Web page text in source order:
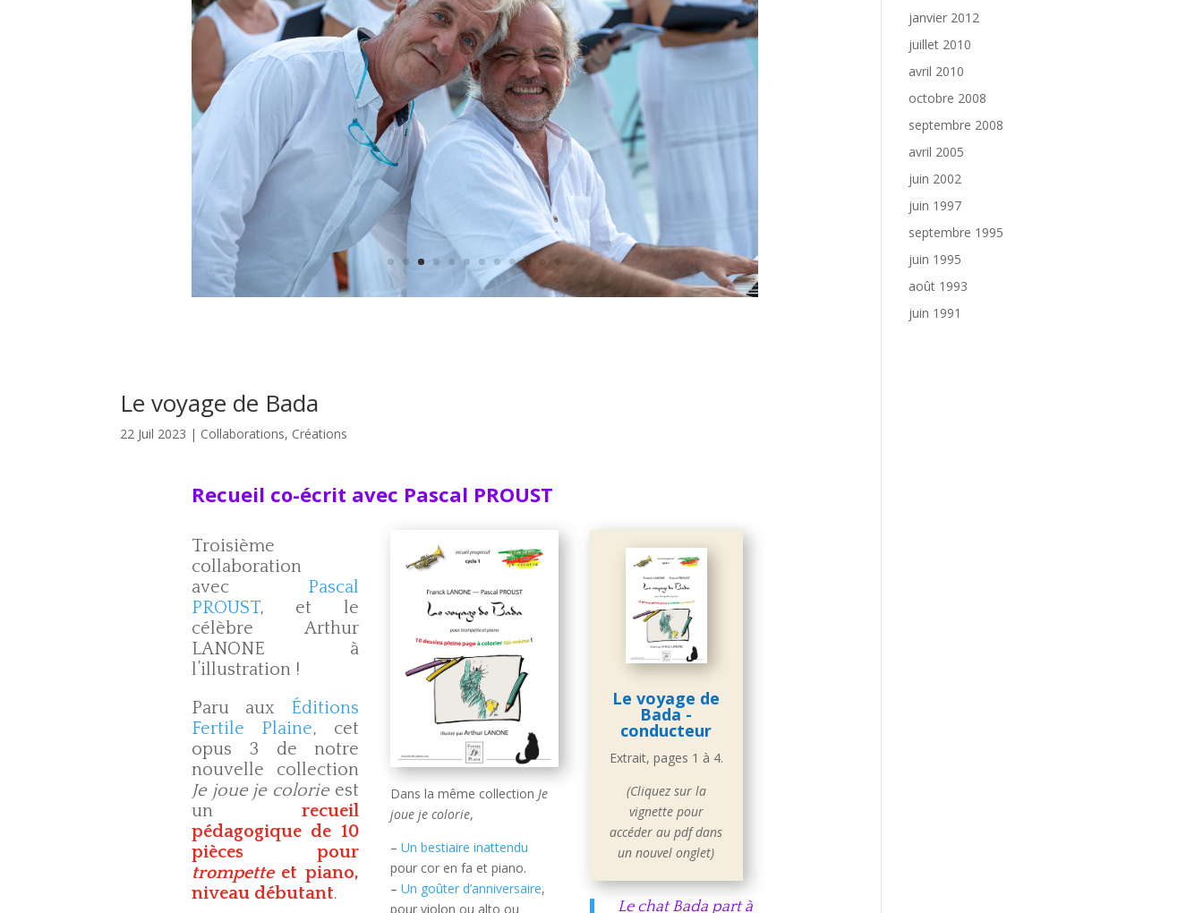
Le voyage de Bada
22 Juil 2023 | Collaborations, Créations
Recueil co-écrit avec Pascal PROUST
Troisième
collaboration
avec Pascal
PROUST, et le
célèbre Arthur
LANONE à
l’illustration !
Paru aux Éditions
Fertile Plaine, cet
opus 3 de notre
nouvelle collection
Je joue je colorieest
unrecueil
pédagogique de 10
pièces pour
trompetteet piano,
niveau débutant.
Dans la même collection Je
joue je colorie,
–Un bestiaire inattendu
pour cor en fa et piano.
–Un goûter d’anniversaire,
pour violon ou alto ou
Le voyage de
Bada -
conducteur
Extrait, pages 1 à 4.
(Cliquez sur la
vignette pour
accéder au pdf dans
un nouvel onglet)
Le chat Bada part à
janvier 2012
juillet 2010
avril 2010
octobre 2008
septembre 2008
avril 2005
juin 2002
juin 1997
septembre 1995
juin 1995
août 1993
juin 1991